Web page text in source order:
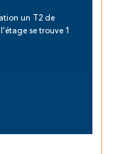
un T2 de
se trouve 1